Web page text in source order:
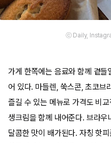
ⓒ Daily,
가게 한쪽에는 음료와 함께 곁들
어 있다. 마들렌, 쑥스콘, 초코브
즐길 수 있는 메뉴로 가격도 비
생크림을 함께 내어준다. 브라우
달콤한 맛이 배가된다. 자칭 핫